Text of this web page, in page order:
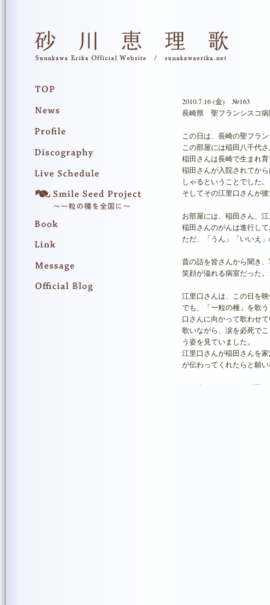
2010.7.16 (金) №163
長崎県 聖フランシスコ病
この日は、長崎の聖フラ
この部屋には稲田八千代
稲田さんは長崎で生まれ
稲田さんが入院されてか
しゃるということでした。
そしてその江里口さんが
お部屋には、稲田さん、
稲田さんのがんは進行し
ただ、「うん」「いいえ
昔の話を皆さんから聞き
笑顔が溢れる病室だった
江里口さんは、この日を
でも、「一粒の種」を歌
口さんに向かって歌わせ
歌いながら、涙を必死で
う姿を見ていました。
江里口さんが稲田さんを
が伝わってくれたらと願
歌い終わったあと、稲田